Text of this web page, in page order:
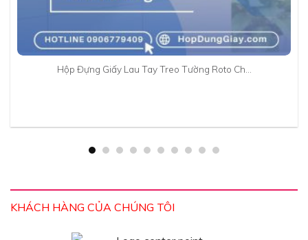
Hộp Đựng Giấy Lau Tay Treo Tường Roto Ch…
KHÁCH HÀNG CỦA CHÚNG TÔI